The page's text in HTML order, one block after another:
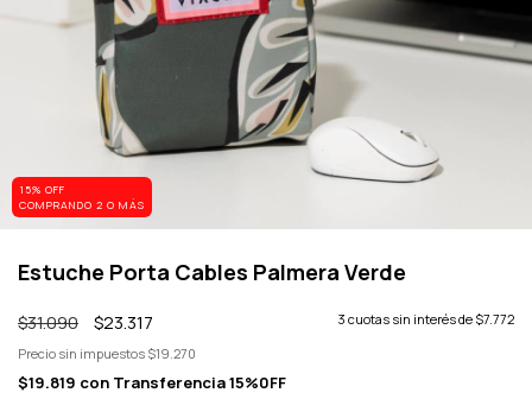
15% OFF
COMPRANDO 2 O MÁS
Estuche Porta Cables Palmera Verde
$31.090 $23.317 3 cuotas sin interés de $7.772
Precio sin impuestos $19.270
$19.819 con Transferencia 15%0FF